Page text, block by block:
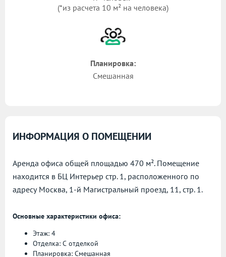
(*из расчета 10 м² на человека)
Планировка:
Смешанная
ИНФОРМАЦИЯ О ПОМЕЩЕНИИ
Аренда офиса общей площадью 470 м². Помещение
находится в БЦ Интерьер стр. 1, расположенного по
адресу Москва, 1-й Магистральный проезд, 11, стр. 1.
Основные характеристики офиса:
Этаж: 4
Отделка: С отделкой
Планировка: Смешанная